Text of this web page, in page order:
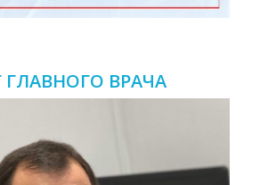
ГЛАВНОГО ВРАЧА